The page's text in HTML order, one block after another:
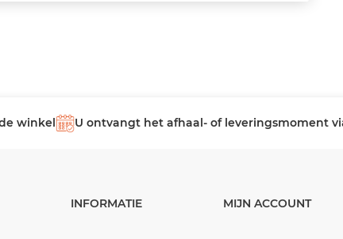
winkel U ontvangt het afhaal- of leveringsmoment
INFORMATIE MIJN ACCOUNT